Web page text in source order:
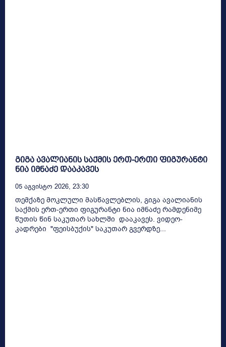
გიგა ავალიანის საქმის ერთ-ერთი ფიგურანტი
ნია იმნაძე დააკავეს
05 Აგვისტო 2026, 23:30
თემქაზე მოკლული მასწავლებლის, გიგა ავალიანის
საქმის ერთ-ერთი ფიგურანტი ნია იმნაძე რამდენიმე
წუთის წინ საკუთარ სახლში დააკავეს. ვიდეო-
კადრები "ფეისბუქის" საკუთარ გვერდზე...